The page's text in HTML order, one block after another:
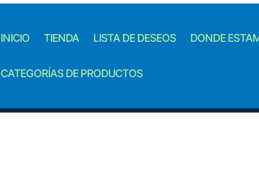
INICIO TIENDA LISTA DE DESEOS DONDE
CATEGORÍAS DE PRODUCTOS